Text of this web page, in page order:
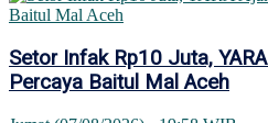
Setor Infak Rp10 Juta,
Percaya Baitul Mal Aceh